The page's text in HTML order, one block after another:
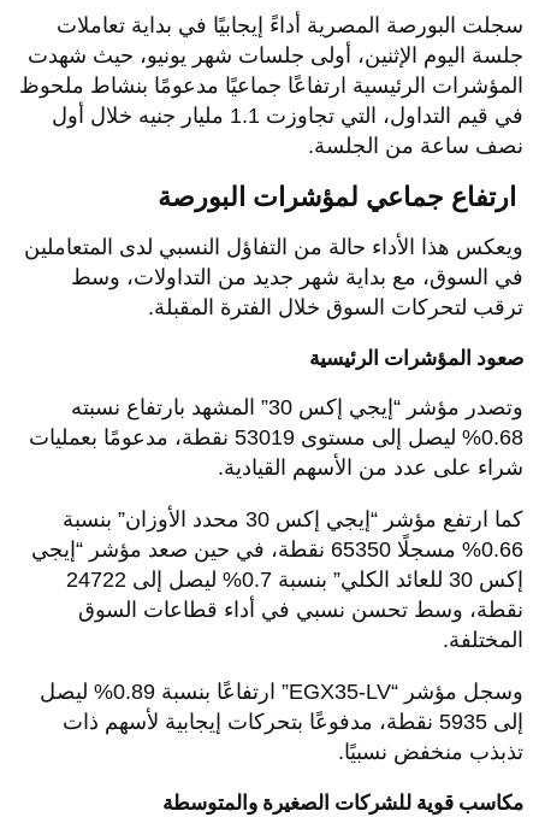
سجلت البورصة المصرية أداءً إيجابيًا في بداية تعاملات
جلسة اليوم الإثنين، أولى جلسات شهر يونيو، حيث شهدت
المؤشرات الرئيسية ارتفاعًا جماعيًا مدعومًا بنشاط ملحوظ
في قيم التداول، التي تجاوزت 1.1 مليار جنيه خلال أول
نصف ساعة من الجلسة.
ويعكس هذا الأداء حالة من التفاؤل النسبي لدى المتعاملين
في السوق، مع بداية شهر جديد من التداولات، وسط
ترقب لتحركات السوق خلال الفترة المقبلة.
صعود المؤشرات الرئيسية
وتصدر مؤشر “إيجي إكس 30” المشهد بارتفاع نسبته
0.68% ليصل إلى مستوى 53019 نقطة، مدعومًا بعمليات
شراء على عدد من الأسهم القيادية.
كما ارتفع مؤشر “إيجي إكس 30 محدد الأوزان” بنسبة
0.66% مسجلًا 65350 نقطة، في حين صعد مؤشر “إيجي
إكس 30 للعائد الكلي” بنسبة 0.7% ليصل إلى 24722
نقطة، وسط تحسن نسبي في أداء قطاعات السوق
المختلفة.
وسجل مؤشر “EGX35-LV” ارتفاعًا بنسبة 0.89% ليصل
إلى 5935 نقطة، مدفوعًا بتحركات إيجابية لأسهم ذات
تذبذب منخفض نسبيًا.
مكاسب قوية للشركات الصغيرة والمتوسطة